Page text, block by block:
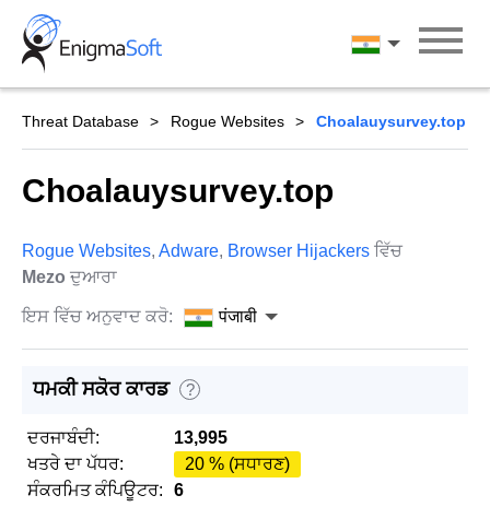
Skip
content
पंजाबी
Threat Database Rogue Websites Choalauysurvey.top
Choalauysurvey.top
Rogue Websites, Adware, Browser Hijackers ਵਿੱਚ
Mezo ਦੁਆਰਾ
ਇਸ ਵਿੱਚ ਅਨੁਵਾਦ ਕਰੋ: पंजाबी
ਧਮਕੀ ਸਕੋਰ ਕਾਰਡ ?
ਦਰਜਾਬੰਦੀ:
13,995
ਖਤਰੇ ਦਾ ਪੱਧਰ:
20 % (ਸਧਾਰਣ)
ਸੰਕਰਮਿਤ ਕੰਪਿਊਟਰ:
6